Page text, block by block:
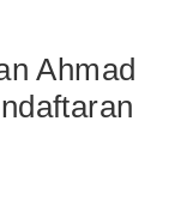
Ahmad